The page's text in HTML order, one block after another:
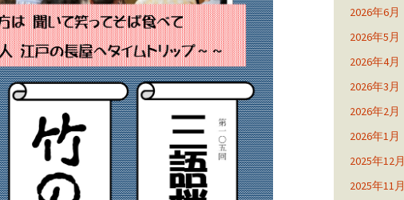
2026年6月
2026年5月
2026年4月
2026年3月
2026年2月
2026年1月
2025年12月
2025年11月